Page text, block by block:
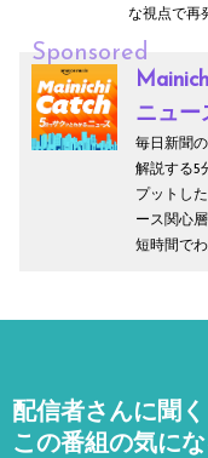
な視点で再
Sponsored
ニュー
毎日新聞
解説する5
プットし
ース関心
短時間で
配信者さんに聞く
この番組の気に